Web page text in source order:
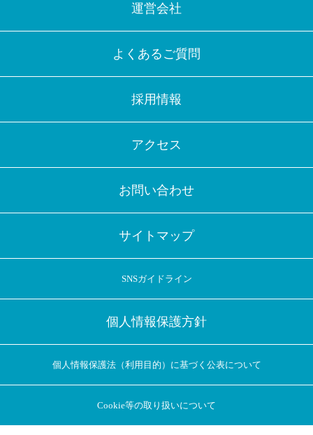
運営会社
よくあるご質問
採用情報
アクセス
お問い合わせ
サイトマップ
SNSガイドライン
個人情報保護方針
個人情報保護法（利用目的）に基づく公表について
Cookie等の取り扱いについて